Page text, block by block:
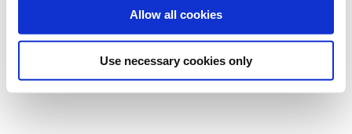
Allow all cookies
Use necessary cookies only